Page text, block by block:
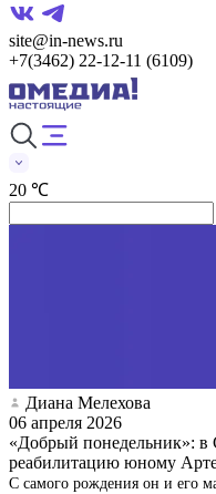
site@in-news.ru
+7(3462) 22-12-11 (6109)
20 ℃
Диана Мелехова
06 апреля 2026
«Добрый понедельник»: в
реабилитацию юному
С самого рождения он и его